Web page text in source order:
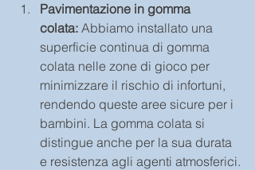
Pavimentazione in gomma
colata: Abbiamo installato una
superficie continua di gomma
colata nelle zone di gioco per
minimizzare il rischio di infortuni,
rendendo queste aree sicure per i
bambini. La gomma colata si
distingue anche per la sua durata
e resistenza agli agenti atmosferici.